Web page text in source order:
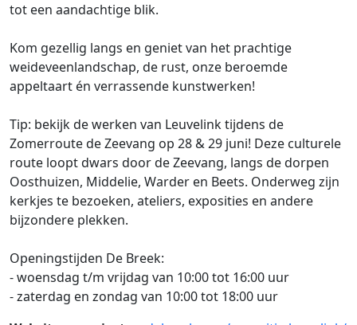
tot een aandachtige blik.
Kom gezellig langs en geniet van het prachtige
weideveenlandschap, de rust, onze beroemde
appeltaart én verrassende kunstwerken!
Tip: bekijk de werken van Leuvelink tijdens de
Zomerroute de Zeevang op 28 & 29 juni! Deze culturele
route loopt dwars door de Zeevang, langs de dorpen
Oosthuizen, Middelie, Warder en Beets. Onderweg zijn
kerkjes te bezoeken, ateliers, exposities en andere
bijzondere plekken.
Openingstijden De Breek:
- woensdag t/m vrijdag van 10:00 tot 16:00 uur
- zaterdag en zondag van 10:00 tot 18:00 uur